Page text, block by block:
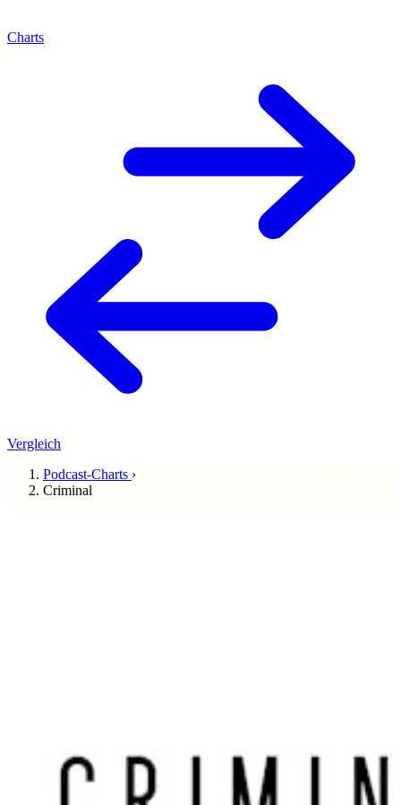
Charts
Vergleich
Podcast-Charts ›
Criminal